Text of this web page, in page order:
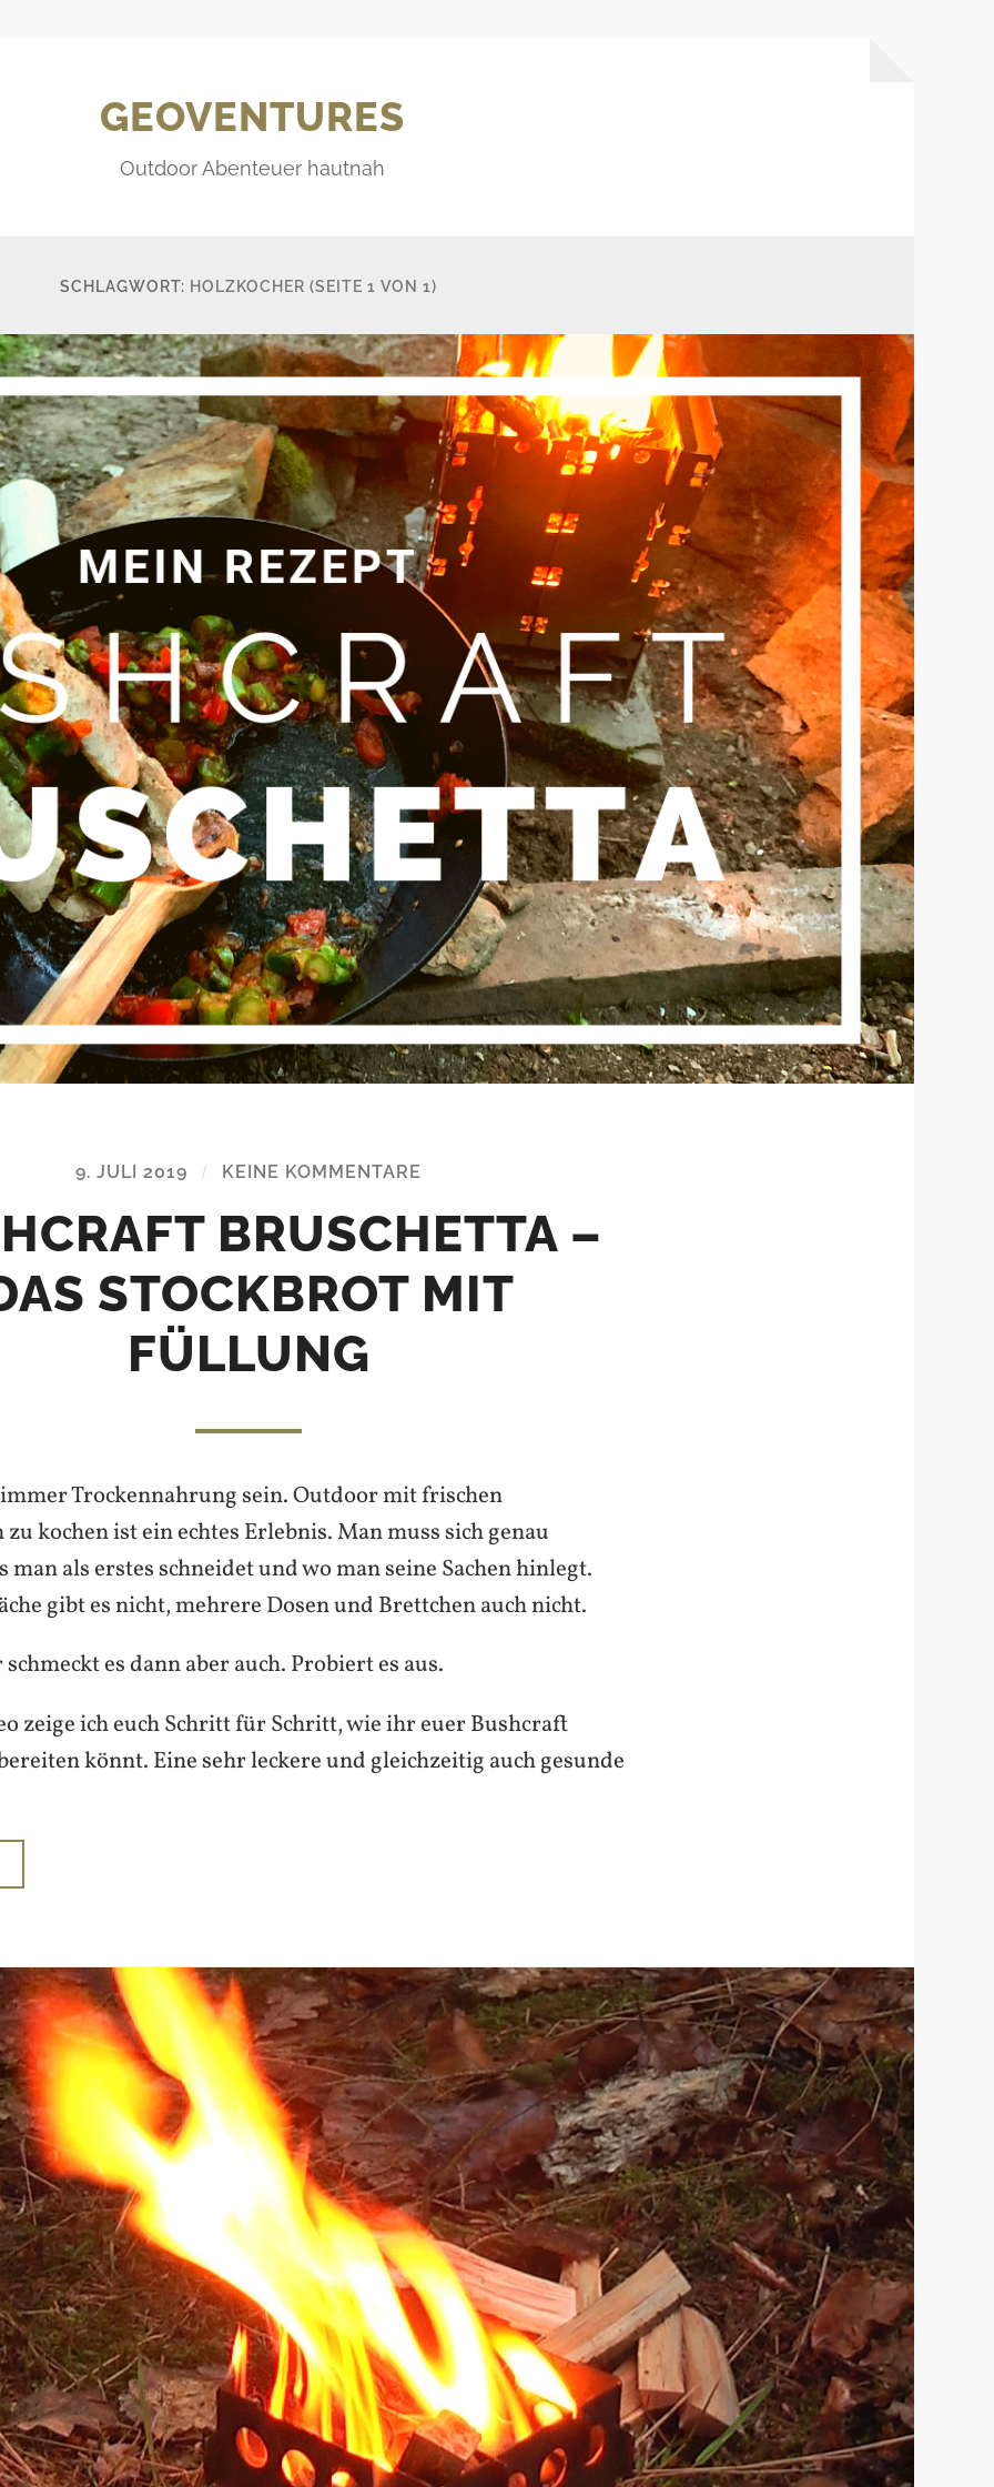
GEOVENTURES
Outdoor Abenteuer hautnah
SCHLAGWORT: HOLZKOCHER (SEITE 1 VON 1)
9. JULI 2019 / KEINE KOMMENTARE
BRUSCHETTA –
STOCKBROT MIT
FÜLLUNG
Trockennahrung sein. Outdoor mit frischen
kochen ist ein echtes Erlebnis. Man muss sich genau
man als erstes schneidet und wo man seine Sachen hinlegt.
gibt es nicht, mehrere Dosen und Brettchen auch nicht.
es dann aber auch. Probiert es aus.
zeige ich euch Schritt für Schritt, wie ihr euer Bushcraft
könnt. Eine sehr leckere und gleichzeitig auch gesunde